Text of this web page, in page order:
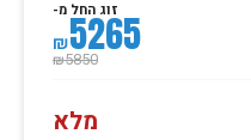
זוג החל מ-
₪5265
₪5850
מלא